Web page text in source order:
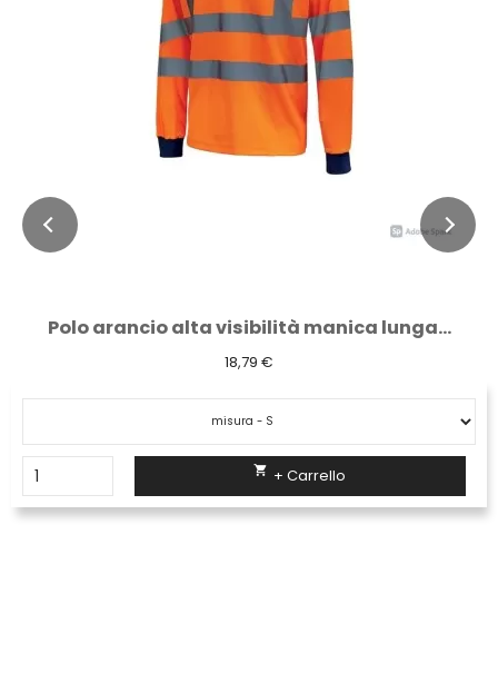
Polo arancio alta visibilità manica lunga...
18,79 €
 + Carrello